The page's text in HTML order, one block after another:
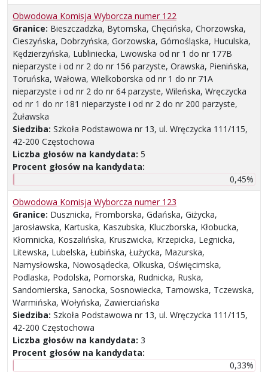
Obwodowa Komisja Wyborcza numer 122
Granice: Bieszczadzka, Bytomska, Chęcińska, Chorzowska,
Cieszyńska, Dobrzyńska, Gorzowska, Górnośląska, Huculska,
Kędzierzyńska, Lubliniecka, Lwowska od nr 1 do nr 177B
nieparzyste i od nr 2 do nr 156 parzyste, Orawska, Pienińska,
Toruńska, Wałowa, Wielkoborska od nr 1 do nr 71A
nieparzyste i od nr 2 do nr 64 parzyste, Wileńska, Wręczycka
od nr 1 do nr 181 nieparzyste i od nr 2 do nr 200 parzyste,
Żuławska
Siedziba: Szkoła Podstawowa nr 13, ul. Wręczycka 111/115,
42-200 Częstochowa
Liczba głosów na kandydata: 5
Procent głosów na kandydata:
0,45%
Obwodowa Komisja Wyborcza numer 123
Granice: Dusznicka, Fromborska, Gdańska, Giżycka,
Jarosławska, Kartuska, Kaszubska, Kluczborska, Kłobucka,
Kłomnicka, Koszalińska, Kruszwicka, Krzepicka, Legnicka,
Litewska, Lubelska, Łubińska, Łużycka, Mazurska,
Namysłowska, Nowosądecka, Olkuska, Oświęcimska,
Podlaska, Podolska, Pomorska, Rudnicka, Ruska,
Sandomierska, Sanocka, Sosnowiecka, Tarnowska, Tczewska,
Warmińska, Wołyńska, Zawierciańska
Siedziba: Szkoła Podstawowa nr 13, ul. Wręczycka 111/115,
42-200 Częstochowa
Liczba głosów na kandydata: 3
Procent głosów na kandydata:
0,33%